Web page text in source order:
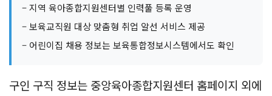
– 지역 육아종합지원센터별 인력풀 등록 운영
– 보육교직원 대상 맞춤형 취업 알선 서비스 제공
– 어린이집 채용 정보는 보육통합정보시스템에서도 확인
구인 구직 정보는 중앙육아종합지원센터 홈페이지 외에